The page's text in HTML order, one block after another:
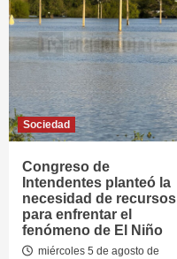
Sociedad
Congreso de
Intendentes planteó la
necesidad de recursos
para enfrentar el
fenómeno de El Niño
miércoles 5 de agosto de